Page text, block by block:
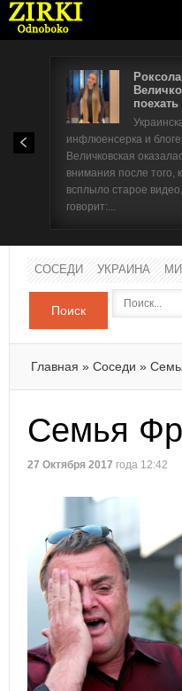
инфлюенсерка и
Величковская
внимания после того,
всплыло старое
говорит:...
СОСЕДИ УКРАИНА
Поиск
Главная » Соседи »
Семья
27 Октября 2017 года 12:42